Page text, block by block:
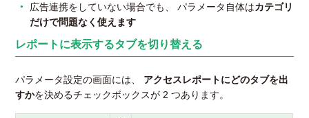
広告連携をしていない場合でも、 パラメータ自体はカテゴリ
だけで問題なく使えます
レポートに表示するタブを切り替える
パラメータ設定の画面には、 アクセスレポートにどのタブを出
すかを決めるチェックボックスが 2 つあります。